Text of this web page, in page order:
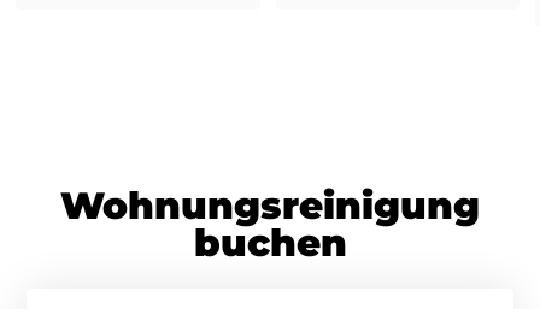
Wohnungsreinigung
buchen